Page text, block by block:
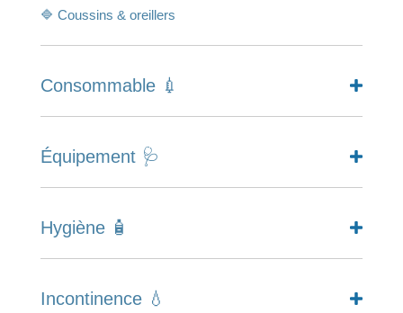
🔷 Coussins & oreillers
Consommable 💉
Équipement 🩺
Hygiène 🧴
Incontinence 💧